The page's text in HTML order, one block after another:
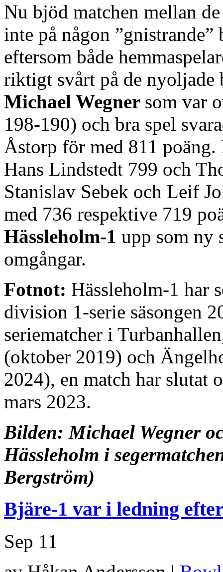
Nu bjöd matchen mellan
inte på någon
eftersom både
riktigt svårt på de nyoljade
Michael Wegner som var
198-190) och bra spel
Åstorp för med 811
Hans Lindstedt 799 och
Stanislav Sebek och Leif
med 736 respektive 719
Hässleholm-1 upp som ny
omgångar.
Fotnot: Hässleholm-1 har
division 1-serie säsongen
seriematcher i
(oktober 2019) och
2024), en match har slutat
mars 2023.
Bilden: Michael Wegner
Hässleholm i
Bergström)
Bjäre-1 var i ledning
Sep 11